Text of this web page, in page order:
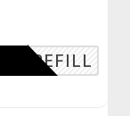
REFILL